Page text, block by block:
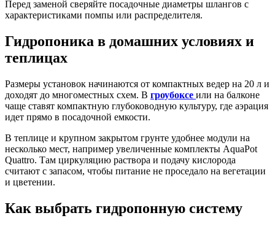
Перед заменой сверяйте посадочные диаметры шлангов с
характеристиками помпы или распределителя.
Гидропоника в домашних условиях и
теплицах
Размеры установок начинаются от компактных ведер на 20 л и
доходят до многоместных схем. В гроубоксе или на балконе
чаще ставят компактную глубоководную культуру, где аэрация
идет прямо в посадочной емкости.
В теплице и крупном закрытом грунте удобнее модули на
несколько мест, например увеличенные комплекты AquaPot
Quattro. Там циркуляцию раствора и подачу кислорода
считают с запасом, чтобы питание не проседало на вегетации
и цветении.
Как выбрать гидропонную систему